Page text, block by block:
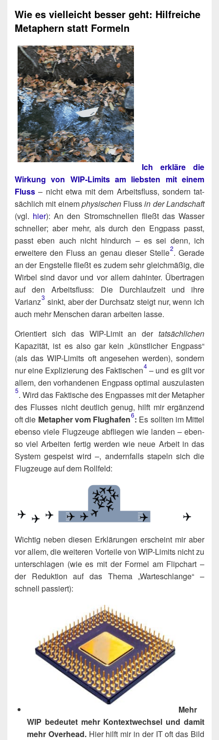
Wie es vielleicht besser geht: Hilfreiche
Metaphern statt Formeln
Ich erklä­re die
Wir­kung von WIP-Limits am liebs­ten mit einem
Fluss – nicht etwa mit dem Arbeits­fluss, son­dern tat­
säch­lich mit einemphy­si­schenFlussin der Land­schaft
(vgl. hier): An den Strom­schnel­len fließt das Was­ser
schnel­ler; aber mehr, als durch den Eng­pass passt,
passt eben auch nicht hin­durch – es sei denn, ich
erwei­te­re den Fluss an genau die­ser Stelle​2. Gera­de
an der Eng­stel­le fließt es zudem sehr gleich­mä­ßig, die
Wir­bel sind davor und vor allem dahin­ter. Über­tra­gen
auf den Arbeits­fluss: Die Durch­lauf­zeit und ihre
Varianz​3 sinkt, aber der Durch­satz steigt nur, wenn ich
auch mehr Men­schen dar­an arbei­ten lasse.
Ori­en­tiert sich das WIP-Limit an der tat­säch­li­chen
Kapa­zi­tät, ist es also gar kein „künst­li­cher Eng­pass“
(als das WIP-Limits oft ange­se­hen wer­den), son­dern
nur eine Expli­zie­rung des Faktischen​4– und es gilt vor
allem, den vor­han­de­nen Eng­pass opti­mal auszulasten​
5. Wird das Fak­ti­sche des Eng­pas­ses mit der Meta­pher
des Flus­ses nicht deut­lich genug, hilft mir ergän­zend
oft die Meta­pher vom Flughafen6: Es soll­ten im Mit­tel
eben­so vie­le Flug­zeu­ge abflie­gen wie lan­den – eben­
so viel Arbei­ten fer­tig wer­den wie neue Arbeit in das
Sys­tem gespeist wird –, andern­falls sta­peln sich die
Flug­zeu­ge auf dem Rollfeld:
Wich­tig neben die­sen Erklä­run­gen erscheint mir aber
vor allem, die wei­te­ren Vor­tei­le von WIP-Limits nicht zu
unter­schla­gen (wie es mit der For­mel am Flip­chart –
der Reduk­ti­on auf das The­ma „War­te­schlan­ge“ –
schnell passiert):
Mehr
WIP bedeu­tet mehr Kon­text­wech­sel und damit
mehr Over­head.Hier hilft mir in der IT oft das Bild